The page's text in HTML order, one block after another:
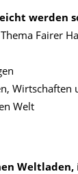
werden
Fairer
Welt
Weltladen,